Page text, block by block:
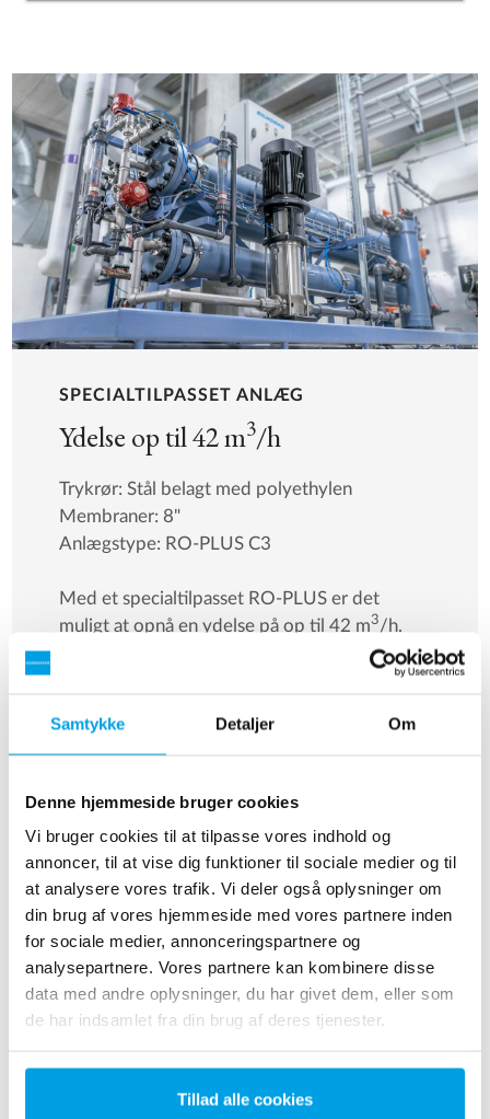
Samtykke Detaljer Om
Denne hjemmeside bruger cookies
Vi bruger cookies til at tilpasse vores indhold og
annoncer, til at vise dig funktioner til sociale medier og til
at analysere vores trafik. Vi deler også oplysninger om
din brug af vores hjemmeside med vores partnere inden
for sociale medier, annonceringspartnere og
analysepartnere. Vores partnere kan kombinere disse
data med andre oplysninger, du har givet dem, eller som
de har indsamlet fra din brug af deres tjenester.
Tillad alle cookies
SPECIALTILPASSET ANLÆG
Ydelse op til 42 m3/h
Trykrør: Stål belagt med polyethylen
Membraner: 8"
Anlægstype: RO-PLUS C3
Med et specialtilpasset RO-PLUS er det
muligt at opnå en ydelse på op til 42 m3/h.
designprincipper som vores standardanlæg,
mejeriprodukter hos Arla.
Kontakt os for yderligere
information
Udvalgte referencer med RO-PLUS